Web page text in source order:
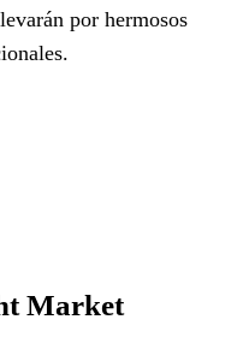
por hermosos
Market